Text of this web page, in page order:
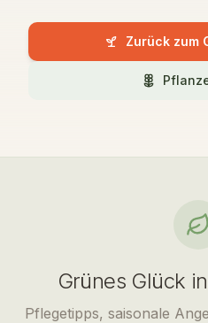
Zurück zum
Grünes Glück
Pflegetipps, saisonale